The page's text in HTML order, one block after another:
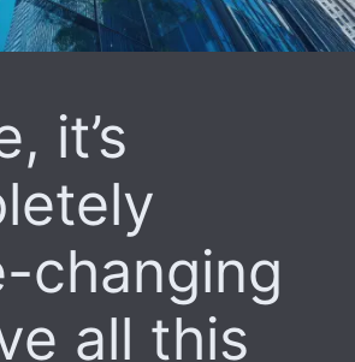
it’s
changing
all this